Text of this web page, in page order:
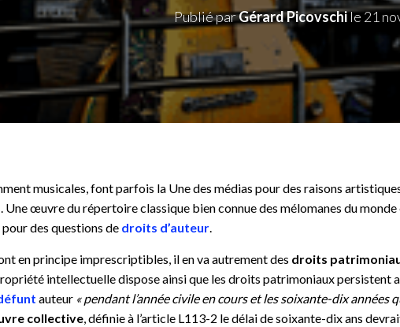
Publié parGérard Picovschile21
musicales, font parfois la Une des médias pour des raisons
Une œuvre du répertoire classique bien connue des mélomanes du
pour des questions de droits d’auteur.
en principe imprescriptibles, il en va autrement des droits
intellectuelle dispose ainsi que les droits patrimoniaux persistent
auteur « pendant l’année civile en cours et les soixante-dix années
collective, définie à l’article L113-2 le délai de soixante-dix ans